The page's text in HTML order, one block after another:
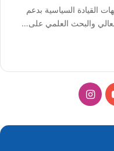
في إطار توجيهات القيادة السياسية بدعم
والبحث العلمي على…
‫YouTubeانستقرام